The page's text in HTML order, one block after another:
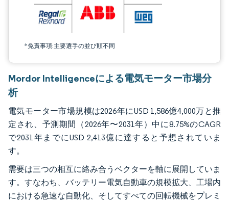
*免責事項:主要選手の並び順不同
Mordor Intelligenceによる電気モーター市場分
析
電気モーター市場規模は2026年にUSD 1,586億4,000万と推
定され、予測期間（2026年〜2031年）中に8.75%のCAGR
で2031年までにUSD 2,413億に達すると予想されていま
す。
需要は三つの相互に絡み合うベクターを軸に展開していま
す。すなわち、バッテリー電気自動車の規模拡大、工場内
における急速な自動化、そしてすべての回転機械をプレミ